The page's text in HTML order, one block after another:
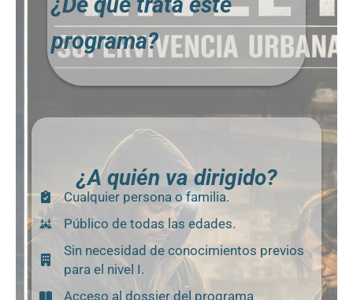
programa?
¿A quién va dirigido?
Cualquier persona o familia.
Público de todas las edades.
Sin necesidad de conocimientos previos
para el nivel I.
Acceso al dossier del programa